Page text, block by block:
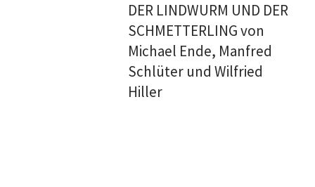
DER LINDWURM UND DER
SCHMETTERLING von
Michael Ende, Manfred
Schlüter und Wilfried
Hiller